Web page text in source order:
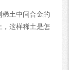
土中间合金的
这样稀土是怎